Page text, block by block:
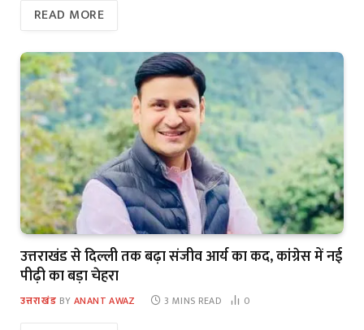
READ MORE
उत्तराखंड से दिल्ली तक बढ़ा संजीव आर्य का कद, कांग्रेस में नई
पीढ़ी का बड़ा चेहरा
उत्तराखंड BY ANANT AWAZ 3 MINS READ 0